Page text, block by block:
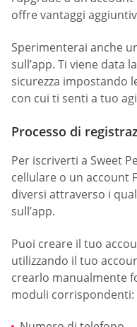
offre vantaggi
Sperimenterai anche
sull’app. Ti viene data
sicurezza impostando
con cui ti senti a tuo
Processo di
Per iscriverti a Sweet
cellulare o un account
diversi attraverso i
sull’app.
Puoi creare il tuo
utilizzando il tuo
crearlo manualmente
moduli corrispondenti: